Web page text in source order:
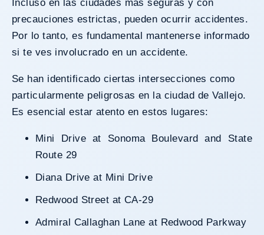
Incluso en las ciudades más seguras y con
precauciones estrictas, pueden ocurrir accidentes.
Por lo tanto, es fundamental mantenerse informado
si te ves involucrado en un accidente.
Se han identificado ciertas intersecciones como
particularmente peligrosas en la ciudad de Vallejo.
Es esencial estar atento en estos lugares:
Mini Drive at Sonoma Boulevard and State
Route 29
Diana Drive at Mini Drive
Redwood Street at CA-29
Admiral Callaghan Lane at Redwood Parkway